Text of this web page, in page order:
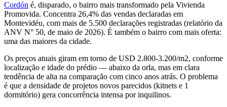
Cordón é, disparado, o bairro mais transformado pela Vivienda
Promovida. Concentra 26,4% das vendas declaradas em
Montevidéu, com mais de 5.500 declarações registradas (relatório da
ANV N° 50, de maio de 2026). É também o bairro com mais oferta:
uma das maiores da cidade.
Os preços atuais giram em torno de USD 2.800-3.200/m2, conforme
localização e idade do prédio — abaixo da orla, mas em clara
tendência de alta na comparação com cinco anos atrás. O problema
é que a densidade de projetos novos parecidos (kitnets e 1
dormitório) gera concorrência intensa por inquilinos.